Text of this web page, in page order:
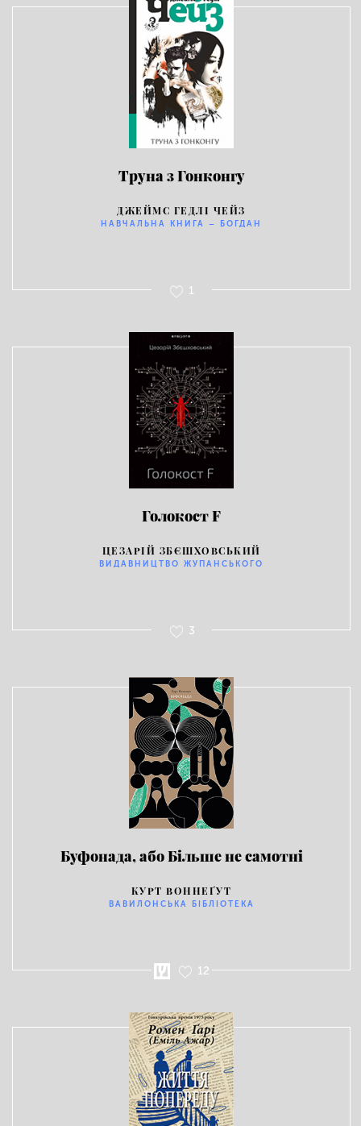
Труна з Гонконгу
ДЖЕЙМС ГЕДЛІ ЧЕЙЗ
НАВЧАЛЬНА КНИГА – БОГДАН
1
Голокост F
ЦЕЗАРІЙ ЗБЄШХОВСЬКИЙ
ВИДАВНИЦТВО ЖУПАНСЬКОГО
3
Буфонада, або Більше не самотні
КУРТ ВОННЕҐУТ
ВАВИЛОНСЬКА БІБЛІОТЕКА
12